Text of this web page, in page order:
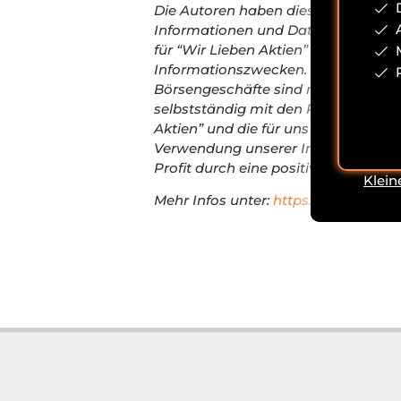
Die Autoren haben diesen Beitrag
Informationen und Daten aber
für “Wir Lieben Aktien” tätigen
Informationszwecken. Die
Börsengeschäfte sind mit
selbstständig mit den Risiken
Aktien” und die für uns tätigen
Verwendung unserer
Profit durch eine positive
Mehr Infos unter:https://wir-lieben-